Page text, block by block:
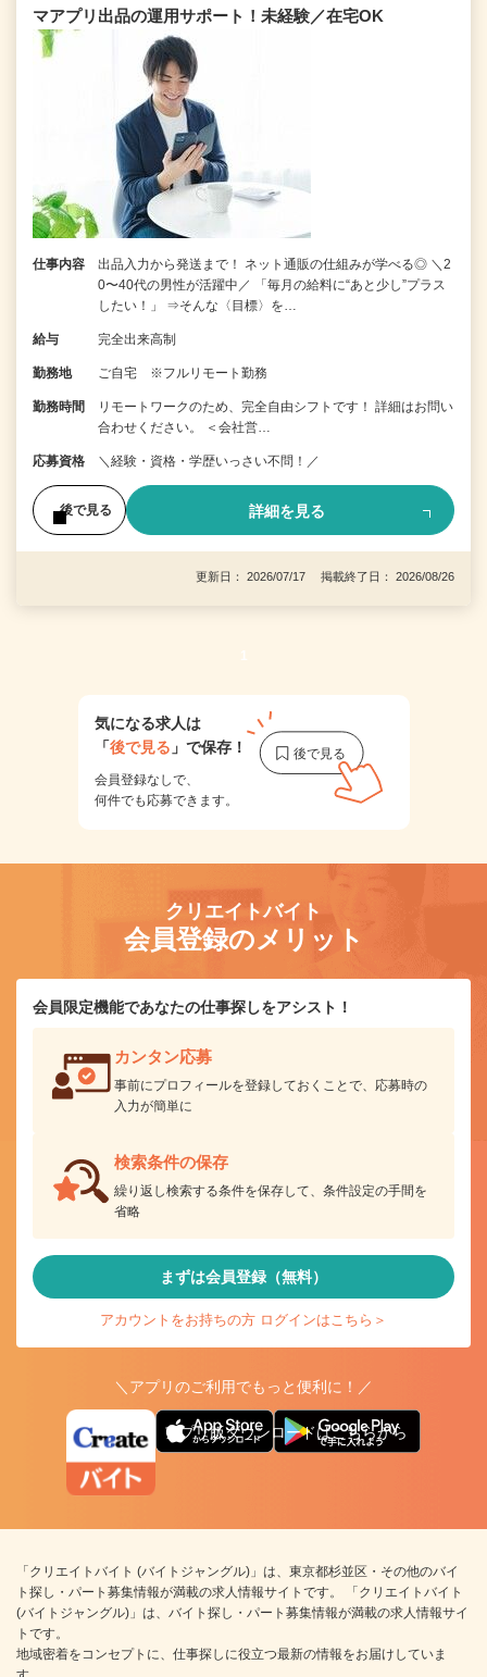
マアプリ出品の運用サポート！未経験／在宅OK
仕事内容
出品入力から発送まで！ ネット通販の仕組みが学べる◎ ＼2
0〜40代の男性が活躍中／ 「毎月の給料に“あと少し”プラス
したい！」 ⇒そんな〈目標〉を…
給与 完全出来高制
勤務地 ご自宅 ※フルリモート勤務
勤務時間
リモートワークのため、完全自由シフトです！ 詳細はお問い
合わせください。 ＜会社営…
応募資格 ＼経験・資格・学歴いっさい不問！／
後で見る 詳細を見る
更新日： 2026/07/17 掲載終了日： 2026/08/26
1
気になる求人は
「後で見る 」で保存！
会員登録なしで、
何件でも応募できます。
クリエイトバイト
会員登録のメリット
会員限定機能であなたの仕事探しをアシスト！
カンタン応募
事前にプロフィールを登録しておくことで、応募時の
入力が簡単に
検索条件の保存
繰り返し検索する条件を保存して、条件設定の手間を
省略
まずは会員登録（無料）
アカウントをお持ちの方 ログインはこちら＞
＼アプリのご利用でもっと便利に！／
アプリ版ダウンロードはこちらから
「クリエイトバイト (バイトジャングル)」は、東京都杉並区・その他のバイ
ト探し・パート募集情報が満載の求人情報サイトです。 「クリエイトバイト
(バイトジャングル)」は、バイト探し・パート募集情報が満載の求人情報サイ
トです。
地域密着をコンセプトに、仕事探しに役立つ最新の情報をお届けしていま